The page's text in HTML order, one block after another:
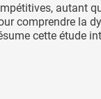
autant
comprendre la
cette étude